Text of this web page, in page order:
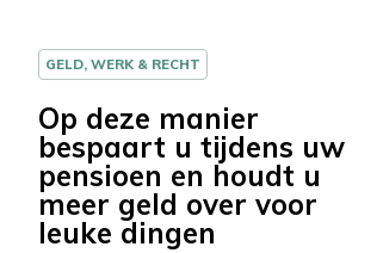
GELD, WERK & RECHT
Op deze manier
bespaart u tijdens uw
pensioen en houdt u
meer geld over voor
leuke dingen